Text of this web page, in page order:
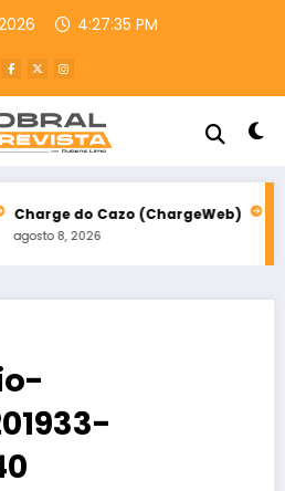
4:27:36 PM
(ChargeWeb) Festival da